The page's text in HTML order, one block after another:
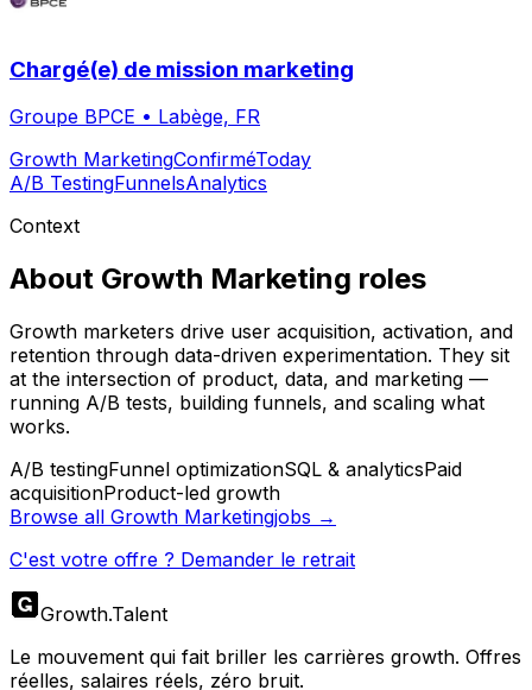
Chargé(e) de mission marketing
Groupe BPCE • Labège, FR
Growth MarketingConfirméToday
A/B TestingFunnelsAnalytics
Context
About Growth Marketing roles
Growth marketers drive user acquisition, activation, and
retention through data-driven experimentation. They sit
at the intersection of product, data, and marketing —
running A/B tests, building funnels, and scaling what
works.
A/B testingFunnel optimizationSQL & analyticsPaid
acquisitionProduct-led growth
Browse all Growth Marketingjobs →
C'est votre offre ? Demander le retrait
Growth.Talent
Le mouvement qui fait briller les carrières growth. Offres
réelles, salaires réels, zéro bruit.